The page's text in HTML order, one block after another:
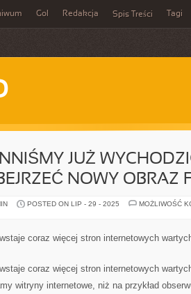
Gol Redakcja Spis Treści Tagi
JUŻ
NOWY OBRAZ
POSTED ON LIP - 29 - 2025
MOŻLIWOŚĆ
coraz więcej stron internetowych
coraz więcej stron internetowych
witryny internetowe, niż na przykład